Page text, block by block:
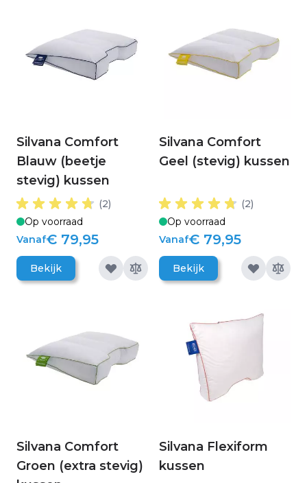
Silvana Comfort
Blauw (beetje
stevig) kussen
(2)
Op voorraad
Vanaf€ 79,95
Bekijk
Silvana Comfort
Geel (stevig) kussen
(2)
Op voorraad
Vanaf€ 79,95
Bekijk
Silvana Comfort
Groen (extra stevig)
Silvana Flexiform
kussen